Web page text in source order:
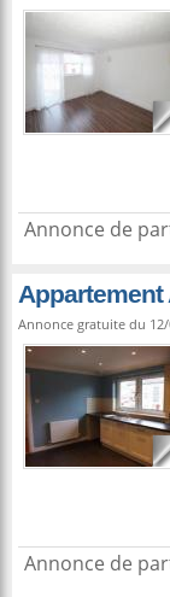
Annonce de
Appartement
Annonce gratuite du 12/
Annonce de